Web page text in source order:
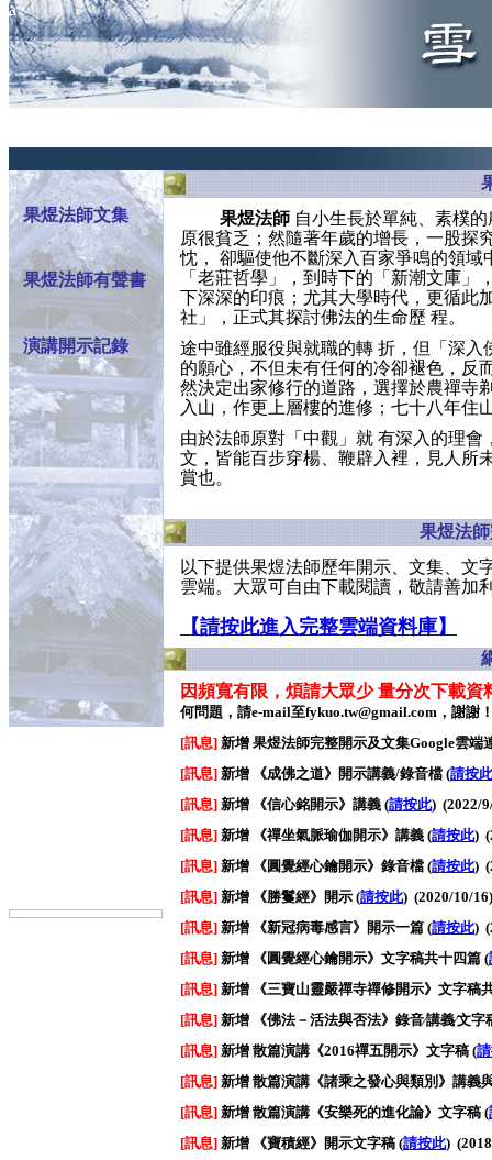
a
果煜法師文集
果煜法師有聲書
演講開示記錄
果煜法師 自小生長於單純、素樸
原很貧乏；然隨著年歲的增長，一股探
忱， 卻驅使他不斷深入百家爭鳴的領域
「老莊哲學」，到時下的「新潮文庫」
下深深的印痕；尤其大學時代，更循此
社」，正式其探討佛法的生命歷 程。
途中雖經服役與就職的轉 折，但「深入
的願心，不但未有任何的冷卻褪色，反
然決定出家修行的道路，選擇於農禪寺
入山，作更上層樓的進修；七十八年住
由於法師原對「中觀」就 有深入的理
文，皆能百步穿楊、鞭辟入裡，見人所
賞也。
果煜法
以下提供果煜法師歷年開示、文集、文
雲端。大眾可自由下載閱讀，敬請善加
【請按此進入完整雲端資料庫】
因頻寬有限，煩請大眾少 量分次下載
何問題，請e-mail至fykuo.tw@gmail.com，謝謝
[訊息] 新增 果煜法師完整開示及文集Google雲端
[訊息] 新增 《成佛之道》開示講義/錄音檔 (請按此
[訊息] 新增 《信心銘開示》講義 (請按此) (2022/
[訊息] 新增 《禪坐氣脈瑜伽開示》講義 (請按此)
[訊息] 新增 《圓覺經心鑰開示》錄音檔 (請按此)
[訊息] 新增 《勝鬘經》開示 (請按此) (2020/10/16)
[訊息] 新增 《新冠病毒感言》開示一篇 (請按此)
[訊息] 新增 《圓覺經心鑰開示》文字稿共十四篇 (
[訊息] 新增 《三寶山靈嚴禪寺禪修開示》文字稿
[訊息] 新增 《佛法－活法與否法》錄音∕講義∕文字
[訊息] 新增 散篇演講《2016禪五開示》文字稿 (
[訊息] 新增 散篇演講《諸乘之發心與類別》講義
[訊息] 新增 散篇演講《安樂死的進化論》文字稿 (
[訊息] 新增 《寶積經》開示文字稿 (請按此)